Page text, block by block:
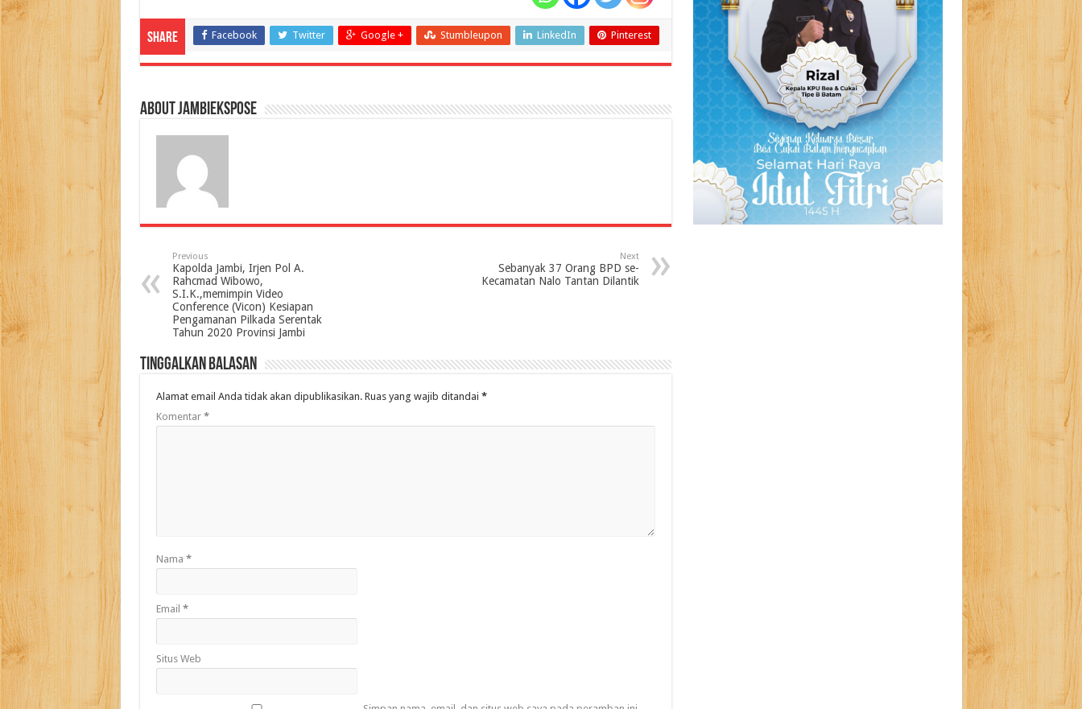
Share Facebook Twitter Google + Stumbleupon LinkedIn Pinterest
About jambiekspose
Previous
Kapolda Jambi, Irjen Pol A.
Rahcmad Wibowo,
S.I.K.,memimpin Video
Conference (Vicon) Kesiapan
Pengamanan Pilkada Serentak
Tahun 2020 Provinsi Jambi
Next
Sebanyak 37 Orang BPD se-
Kecamatan Nalo Tantan Dilantik
Tinggalkan Balasan
Alamat email Anda tidak akan dipublikasikan. Ruas yang wajib ditandai *
Komentar *
Nama *
Email *
Situs Web